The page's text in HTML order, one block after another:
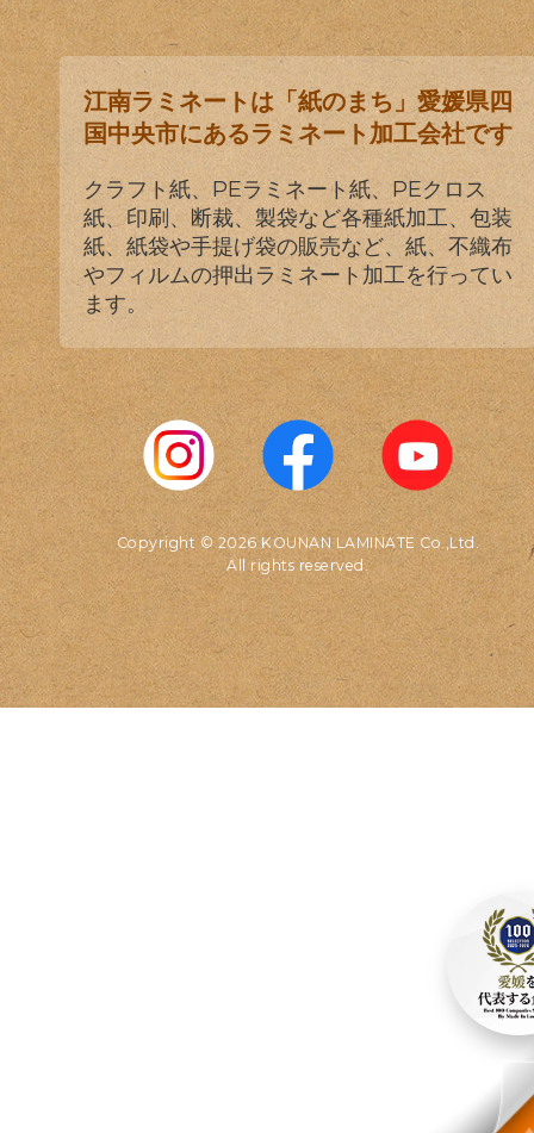
江南ラミネートは「紙のまち」愛媛県四
国中央市にあるラミネート加工会社です
クラフト紙、PEラミネート紙、PEクロス
紙、印刷、断裁、製袋など各種紙加工、包装
紙、紙袋や手提げ袋の販売など、紙、不織布
やフィルムの押出ラミネート加工を行ってい
ます。
Copyright © 2026 KOUNAN LAMINATE Co.,Ltd.
All rights reserved.